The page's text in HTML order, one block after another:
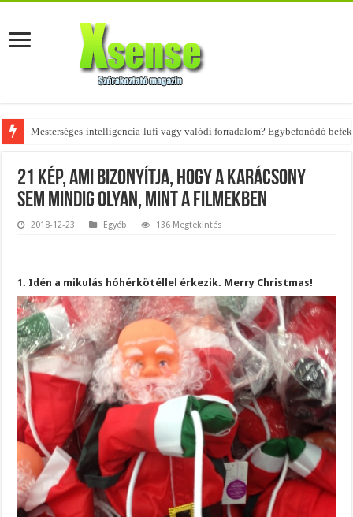
Az övtáskák továbbra is trendik – nézd meg, milyen stílusokhoz illenek!
21 kép, ami bizonyítja, hogy a karácsony
sem mindig olyan, mint a filmekben
2018-12-23 Egyéb 136 Megtekintés
1. Idén a mikulás hóhérkötéllel érkezik. Merry Christmas!